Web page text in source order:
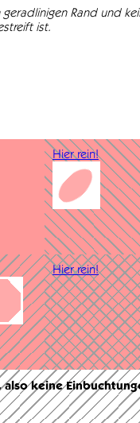
Rand und
ist.
Hier rein!
Hier rein!
also keine